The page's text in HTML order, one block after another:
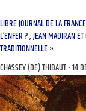
LIBRE JOURNAL DE LA
L’ENFER ? ; JEAN MADIRAN
TRADITIONNELLE »
CHASSEY (DE) THIBAUT 14